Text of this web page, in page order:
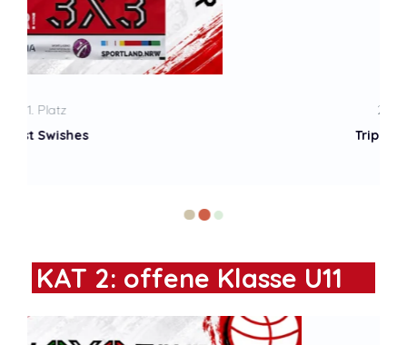
KAT 2: offene Klasse U11